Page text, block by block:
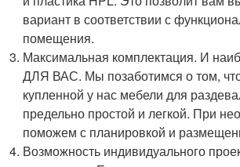
вариант в соответствии с
помещения.
Максимальная комплектация. И
ДЛЯ ВАС. Мы позаботимся о том,
купленной у нас мебели для
предельно простой и легкой. При
поможем с планировкой и
Возможность индивидуального